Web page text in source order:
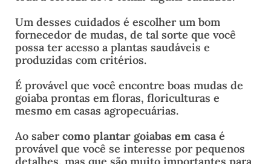
Um desses cuidados é escolher um bom
fornecedor de mudas, de tal sorte que você
possa ter acesso a plantas saudáveis e
produzidas com critérios.
É provável que você encontre boas mudas de
goiaba prontas em floras, floriculturas e
mesmo em casas agropecuárias.
Ao saber como plantar goiabas em casa é
provável que você se interesse por pequenos
detalhes, mas que são muito importantes para